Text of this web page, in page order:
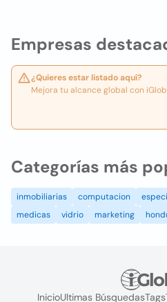
Empresas
¿Quieres estar listado aquí?
Mejora tu alcance global con
Categorías más
inmobiliarias computacion
medicas
vidrio marketing
InicioUltimas BúsquedasTags